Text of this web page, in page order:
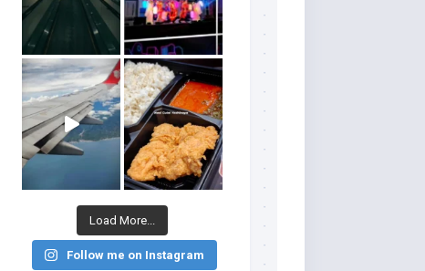
Load More...
Follow me on Instagram